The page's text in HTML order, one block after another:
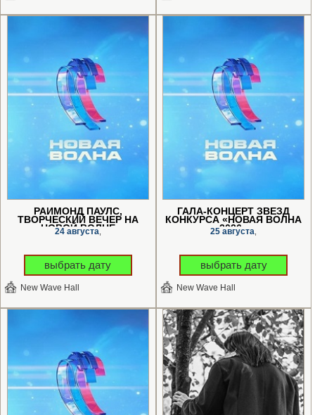
РАЙМОНД ПАУЛС,
ТВОРЧЕСКИЙ ВЕЧЕР НА
«НОВОЙ ВОЛНЕ»
24 августа
выбрать дату
New Wave Hall
ГАЛА-КОНЦЕРТ ЗВЕЗД
КОНКУРСА «НОВАЯ ВОЛНА
2026»
25 августа
выбрать дату
New Wave Hall